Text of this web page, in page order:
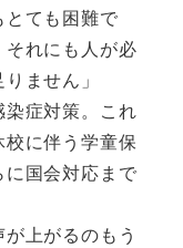
とても困難で
れにも人が必
ません」
症対策。これ
に伴う学童保
国会対応まで
上がるのもう